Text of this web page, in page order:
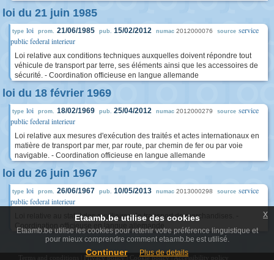
loi du 21 juin 1985
type loi prom. 21/06/1985 pub. 15/02/2012 numac 2012000076 source service
public federal interieur
Loi relative aux conditions techniques auxquelles doivent répondre tout
véhicule de transport par terre, ses éléments ainsi que les accessoires de
sécurité. - Coordination officieuse en langue allemande
loi du 18 février 1969
type loi prom. 18/02/1969 pub. 25/04/2012 numac 2012000279 source service
public federal interieur
Loi relative aux mesures d'exécution des traités et actes internationaux en
matière de transport par mer, par route, par chemin de fer ou par voie
navigable. - Coordination officieuse en langue allemande
loi du 26 juin 1967
type loi prom. 26/06/1967 pub. 10/05/2013 numac 2013000298 source service
public federal interieur
Loi relative au statut des auxiliaires de transport de marchandises. -
Coordination officieuse en langue allemande
Privacy policy| Cookie policy|Accessibility policy
Etaamb.be utilise des cookies
Etaamb.be utilise les cookies pour retenir votre préférence linguistique et
pour mieux comprendre comment etaamb.be est utilisé.
Continuer Plus de details
x